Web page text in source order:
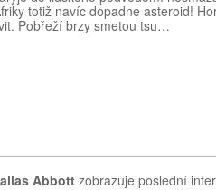
totiž navíc dopadne asteroid!
Pobřeží brzy smetou tsu…
Abbottzobrazuje poslední